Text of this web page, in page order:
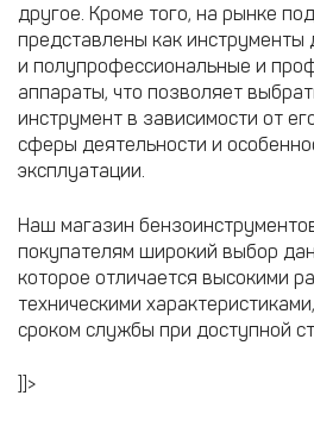
другое. Кроме того, на рынке
представлены как
и полупрофессиональные и
аппараты, что позволяет
инструмент в зависимости от
сферы деятельности и
эксплуатации.
Наш магазин
покупателям широкий выбор
которое отличается высокими
техническими
сроком службы при доступной
]]>